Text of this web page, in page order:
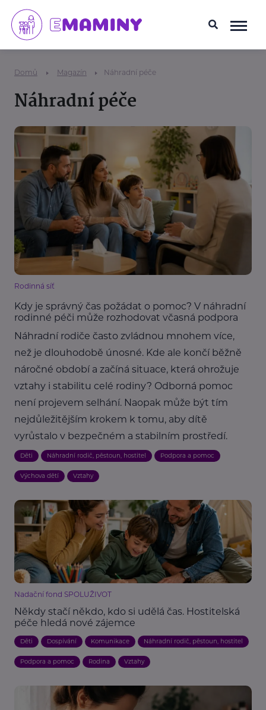
Domů Magazín Náhradní péče
Náhradní péče
Rodinná síť
Kdy je správný čas požádat o pomoc? V náhradní
rodinné péči může rozhodovat včasná podpora
Náhradní rodiče často zvládnou mnohem více,
než je dlouhodobě únosné. Kde ale končí běžně
náročné období a začíná situace, která ohrožuje
vztahy i stabilitu celé rodiny? Odborná pomoc
není projevem selhání. Naopak může být tím
nejdůležitějším krokem k tomu, aby dítě
vyrůstalo v bezpečném a stabilním prostředí.
Děti Náhradní rodič, pěstoun, hostitel Podpora a pomoc
Výchova dětí Vztahy
Nadační fond SPOLUŽIVOT
Někdy stačí někdo, kdo si udělá čas. Hostitelská
péče hledá nové zájemce
Děti Dospívání Komunikace Náhradní rodič, pěstoun, hostitel
Podpora a pomoc Rodina Vztahy